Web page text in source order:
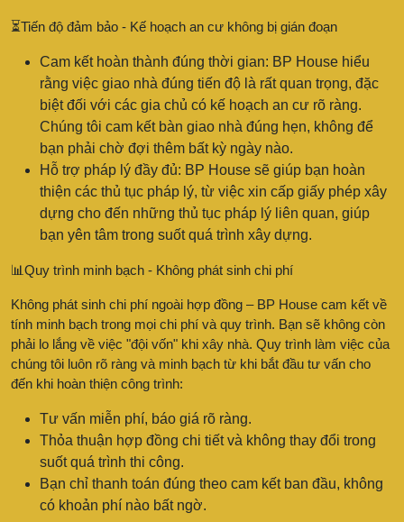
⏳Tiến độ đảm bảo - Kế hoạch an cư không bị gián đoạn
Cam kết hoàn thành đúng thời gian: BP House hiểu
rằng việc giao nhà đúng tiến độ là rất quan trọng, đặc
biệt đối với các gia chủ có kế hoạch an cư rõ ràng.
Chúng tôi cam kết bàn giao nhà đúng hẹn, không để
bạn phải chờ đợi thêm bất kỳ ngày nào.
Hỗ trợ pháp lý đầy đủ: BP House sẽ giúp bạn hoàn
thiện các thủ tục pháp lý, từ việc xin cấp giấy phép xây
dựng cho đến những thủ tục pháp lý liên quan, giúp
bạn yên tâm trong suốt quá trình xây dựng.
📊Quy trình minh bạch - Không phát sinh chi phí
Không phát sinh chi phí ngoài hợp đồng – BP House cam kết về
tính minh bạch trong mọi chi phí và quy trình. Bạn sẽ không còn
phải lo lắng về việc "đội vốn" khi xây nhà. Quy trình làm việc của
chúng tôi luôn rõ ràng và minh bạch từ khi bắt đầu tư vấn cho
đến khi hoàn thiện công trình:
Tư vấn miễn phí, báo giá rõ ràng.
Thỏa thuận hợp đồng chi tiết và không thay đổi trong
suốt quá trình thi công.
Bạn chỉ thanh toán đúng theo cam kết ban đầu, không
có khoản phí nào bất ngờ.